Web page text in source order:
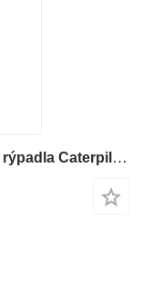
Medzichladič Caterpillar 347-7611 na rýpadla Caterpillar 329EL